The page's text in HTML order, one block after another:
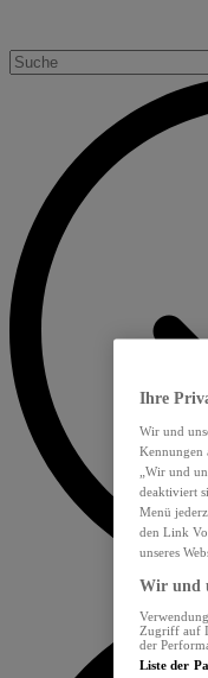
Ihre
Wir und
Kennungen
„Wir und
deaktiviert
Menü
den Link
unseres
Wir und
Zugriff auf
der
Liste der